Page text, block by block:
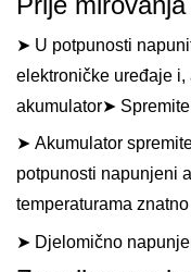
➤ U potpunosti
elektroničke uređaje
akumulator➤
➤ Akumulator
potpunosti napunjeni
temperaturama
➤ Djelomično